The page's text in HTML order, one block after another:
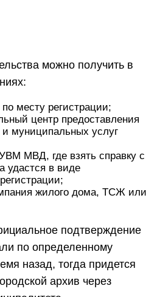
можно получить в
месту регистрации;
центр предоставления
и муниципальных услуг
МВД, где взять справку с
удастся в виде
жилого дома, ТСЖ или
подтверждение
по определенному
назад, тогда придется
архив через